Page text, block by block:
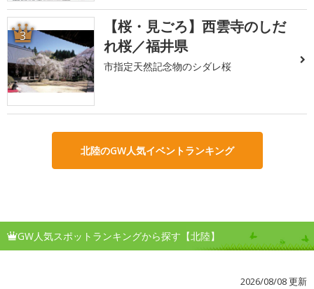
3
【桜・見ごろ】西雲寺のしだ
れ桜／福井県
市指定天然記念物のシダレ桜
北陸のGW人気イベントランキング
GW人気スポットランキングから探す【北陸】
2026/08/08 更新